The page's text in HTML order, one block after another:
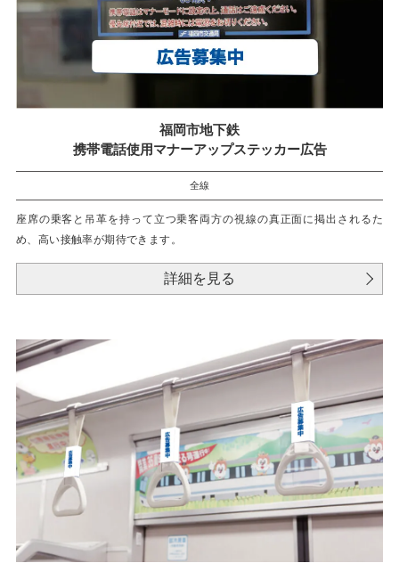
福岡市地下鉄
携帯電話使用マナーアップステッカー広告
全線
座席の乗客と吊革を持って立つ乗客両方の視線の真正面に掲出されるた
め、高い接触率が期待できます。
詳細を見る